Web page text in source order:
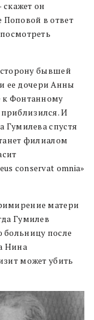
скажет он
в ответ
бывшей
ее дочери Анны
к Фонтанному
И
Гумилева спустя
филиалом
conservat omnia»
матери
Гумилев
больницу после
Нина
может убить